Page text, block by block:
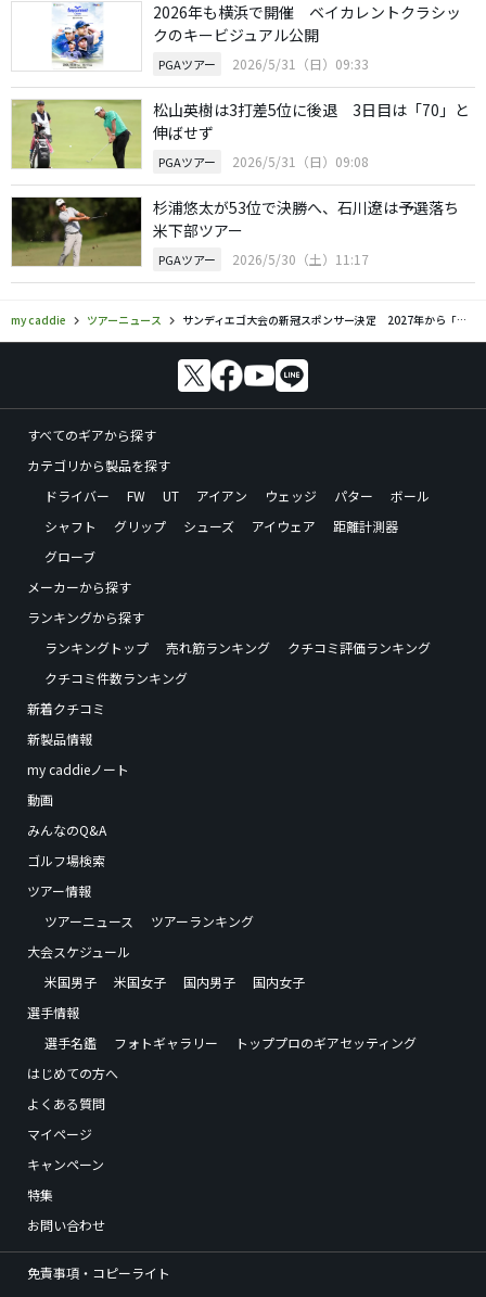
2026年も横浜で開催 ベイカレントクラシッ
クのキービジュアル公開
PGAツアー 2026/5/31（日）09:33
松山英樹は3打差5位に後退 3日目は「70」と
伸ばせず
PGAツアー 2026/5/31（日）09:08
杉浦悠太が53位で決勝へ、石川遼は予選落ち
米下部ツアー
PGAツアー 2026/5/30（土）11:17
my caddie ツアーニュース サンディエゴ大会の新冠スポンサー決定 2027年から「ザ・セントリー」に
すべてのギアから探す
カテゴリから製品を探す
ドライバー
FW UT アイアン ウェッジ パター
ボール
シャフト
グリップ シューズ アイウェア
距離計測器
グローブ
メーカーから探す
ランキングから探す
ランキングトップ
売れ筋ランキング
クチコミ評価ランキング
クチコミ件数ランキング
新着クチコミ
新製品情報
my caddieノート
動画
みんなのQ&A
ゴルフ場検索
ツアー情報
ツアーニュース
ツアーランキング
大会スケジュール
米国男子
米国女子 国内男子
国内女子
選手情報
選手名鑑
フォトギャラリー
トッププロのギアセッティング
はじめての方へ
よくある質問
マイページ
キャンペーン
特集
お問い合わせ
免責事項・コピーライト